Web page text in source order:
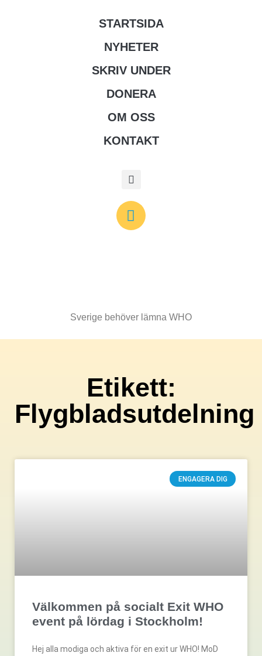
STARTSIDA
NYHETER
SKRIV UNDER
DONERA
OM OSS
KONTAKT
Sverige behöver lämna WHO
Etikett:
Flygbladsutdelning
ENGAGERA DIG
Välkommen på socialt Exit WHO
event på lördag i Stockholm!
Hej alla modiga och aktiva för en exit ur WHO! MoD